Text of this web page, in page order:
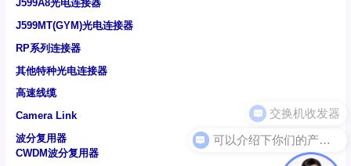
J599A8光电连接器
J599MT(GYM)光电连接器
RP系列连接器
其他特种光电连接器
高速线缆
Camera Link
波分复用器
CWDM波分复用器